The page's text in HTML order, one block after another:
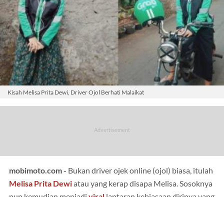
Kisah Melisa Prita Dewi, Driver Ojol Berhati Malaikat
mobimoto.com - Bukan driver ojek online (ojol) biasa, itulah
Melisa Prita Dewiatau yang kerap disapa Melisa. Sosoknya